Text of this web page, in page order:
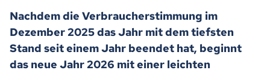
Nachdem die Verbraucherstimmung im
Dezember 2025 das Jahr mit dem tiefsten
Stand seit einem Jahr beendet hat, beginnt
das neue Jahr 2026 mit einer leichten